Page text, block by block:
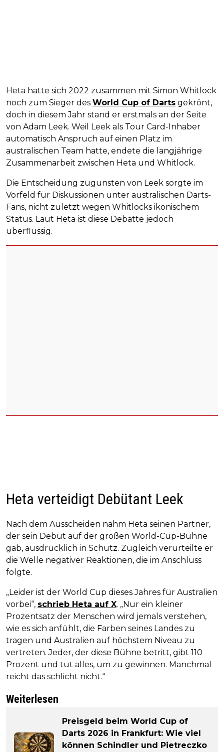
Heta hatte sich 2022 zusammen mit Simon Whitlock
noch zum Sieger des World Cup of Darts gekrönt,
doch in diesem Jahr stand er erstmals an der Seite
von Adam Leek. Weil Leek als Tour Card-Inhaber
automatisch Anspruch auf einen Platz im
australischen Team hatte, endete die langjährige
Zusammenarbeit zwischen Heta und Whitlock.
Die Entscheidung zugunsten von Leek sorgte im
Vorfeld für Diskussionen unter australischen Darts-
Fans, nicht zuletzt wegen Whitlocks ikonischem
Status. Laut Heta ist diese Debatte jedoch
überflüssig.
Heta verteidigt Debütant Leek
Nach dem Ausscheiden nahm Heta seinen Partner,
der sein Debüt auf der großen World-Cup-Bühne
gab, ausdrücklich in Schutz. Zugleich verurteilte er
die Welle negativer Reaktionen, die im Anschluss
folgte.
„Leider ist der World Cup dieses Jahres für Australien
vorbei“, schrieb Heta auf X. „Nur ein kleiner
Prozentsatz der Menschen wird jemals verstehen,
wie es sich anfühlt, die Farben seines Landes zu
tragen und Australien auf höchstem Niveau zu
vertreten. Jeder, der diese Bühne betritt, gibt 110
Prozent und tut alles, um zu gewinnen. Manchmal
reicht das schlicht nicht.“
Weiterlesen
Preisgeld beim World Cup of
Darts 2026 in Frankfurt: Wie viel
können Schindler und Pietreczko